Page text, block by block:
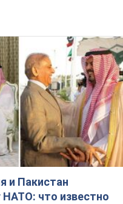
и Пакистан
НАТО: что известно